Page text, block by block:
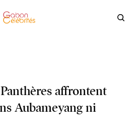
affrontent
Aubameyang ni